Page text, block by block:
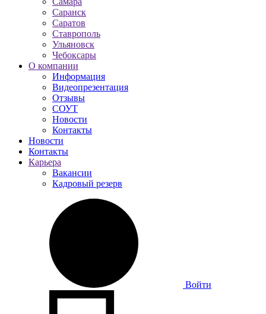
Саранск
Саратов
Ставрополь
Ульяновск
Чебоксары
О компании
Информация
Видеопрезентация
Отзывы
СОУТ
Новости
Контакты
Новости
Контакты
Карьера
Вакансии
Кадровый резерв
Войти